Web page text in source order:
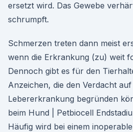
ersetzt wird. Das Gewebe
schrumpft.
Schmerzen treten dann meist
wenn die Erkrankung (zu) weit
Dennoch gibt es für den
Anzeichen, die den Verdacht auf
Lebererkrankung begründen
beim Hund | Petbiocell
Häufig wird bei einem